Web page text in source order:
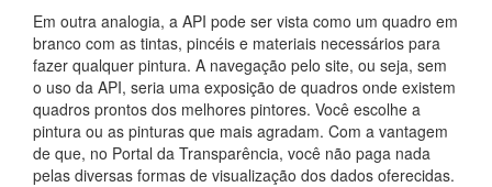
Em outra analogia, a API pode ser vista como um quadro em
branco com as tintas, pincéis e materiais necessários para
fazer qualquer pintura. A navegação pelo site, ou seja, sem
o uso da API, seria uma exposição de quadros onde existem
quadros prontos dos melhores pintores. Você escolhe a
pintura ou as pinturas que mais agradam. Com a vantagem
de que, no Portal da Transparência, você não paga nada
pelas diversas formas de visualização dos dados oferecidas.